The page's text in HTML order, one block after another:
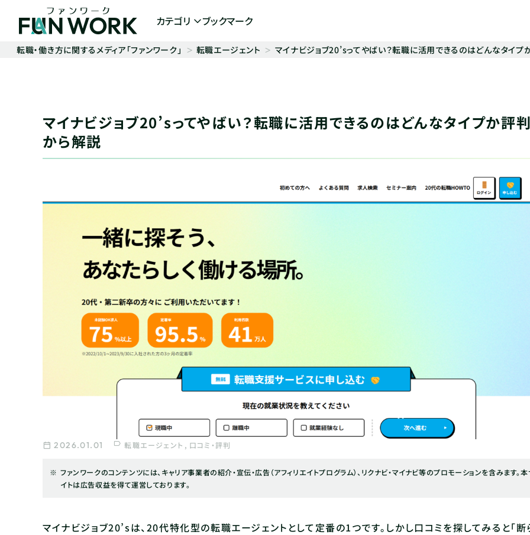
カテゴリ ブックマーク
転職・働き方に関するメディア「ファンワーク」 転職エージェント マイナビジョブ20’sってやばい？転職に活用できるのはどんなタイ
マイナビジョブ20’sってやばい？転職に活用できるのはどんなタイプか評
から解説
2026.01.01 転職エージェント 口コミ・評判
ファンワークのコンテンツには、キャリア事業者の紹介・宣伝・広告（アフィリエイトプログラム）、リクナビ・マイナビ等のプロモーションを含みます。本
イトは広告収益を得て運営しております。
マイナビジョブ20’sは、20代特化型の転職エージェントとして定番の1つです。しかし口コミを探してみると「断